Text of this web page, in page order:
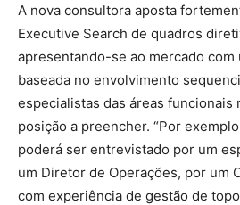
A nova consultora aposta
Executive Search de quadros
apresentando-se ao mercado com
baseada no envolvimento
especialistas das áreas funcionais
posição a preencher. “Por
poderá ser entrevistado por um
um Diretor de Operações, por um
com experiência de gestão de